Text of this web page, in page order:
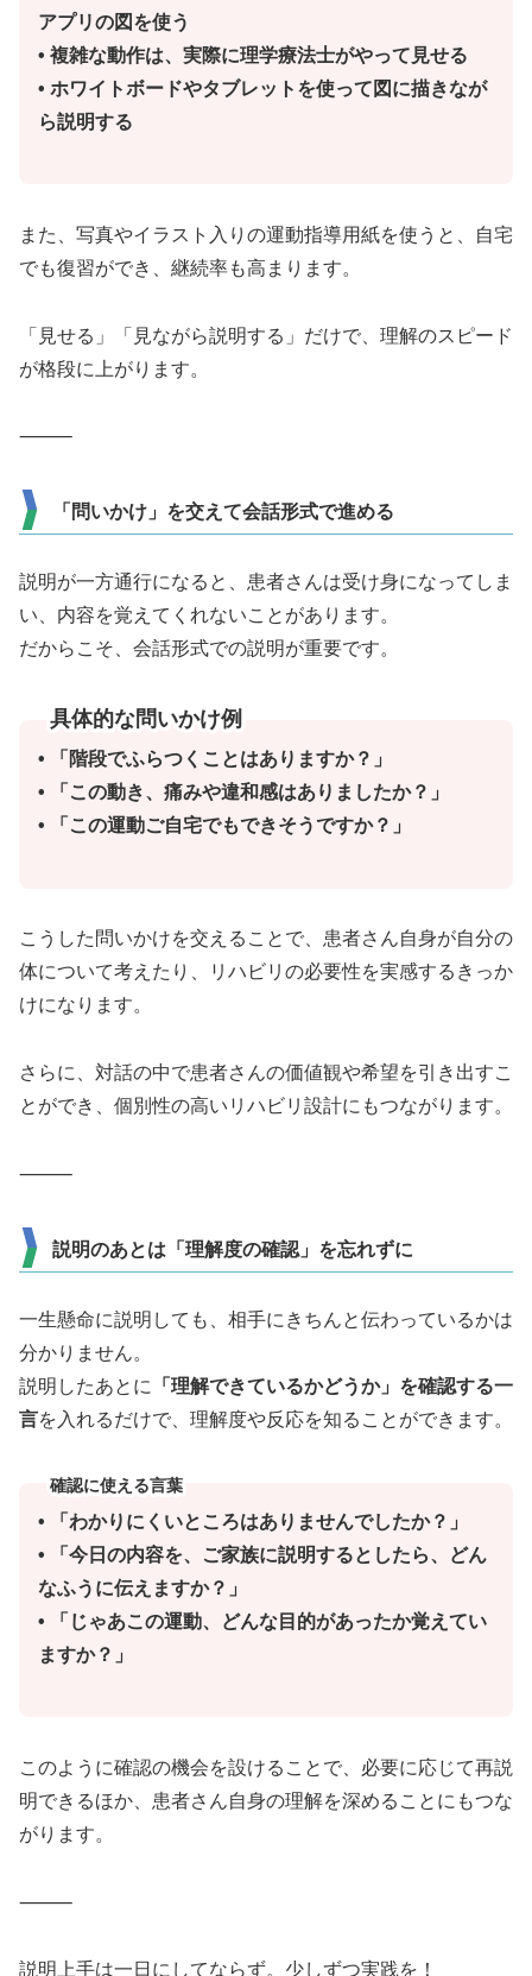
アプリの図を使う
• 複雑な動作は、実際に理学療法士がやって見せる
• ホワイトボードやタブレットを使って図に描きなが
ら説明する
また、写真やイラスト入りの運動指導用紙を使うと、自宅
でも復習ができ、継続率も高まります。
「見せる」「見ながら説明する」だけで、理解のスピード
が格段に上がります。
⸻
「問いかけ」を交えて会話形式で進める
説明が一方通行になると、患者さんは受け身になってしま
い、内容を覚えてくれないことがあります。
だからこそ、会話形式での説明が重要です。
具体的な問いかけ例
• 「階段でふらつくことはありますか？」
• 「この動き、痛みや違和感はありましたか？」
• 「この運動ご自宅でもできそうですか？」
こうした問いかけを交えることで、患者さん自身が自分の
体について考えたり、リハビリの必要性を実感するきっか
けになります。
さらに、対話の中で患者さんの価値観や希望を引き出すこ
とができ、個別性の高いリハビリ設計にもつながります。
⸻
説明のあとは「理解度の確認」を忘れずに
一生懸命に説明しても、相手にきちんと伝わっているかは
分かりません。
説明したあとに
「理解できているかどうか」を確認する一
言を入れるだけで、理解度や反応を知ることができます。
確認に使える言葉
• 「わかりにくいところはありませんでしたか？」
• 「今日の内容を、ご家族に説明するとしたら、どん
なふうに伝えますか？」
• 「じゃあこの運動、どんな目的があったか覚えてい
ますか？」
このように確認の機会を設けることで、必要に応じて再説
明できるほか、患者さん自身の理解を深めることにもつな
がります。
⸻
説明上手は一日にしてならず。少しずつ実践を！